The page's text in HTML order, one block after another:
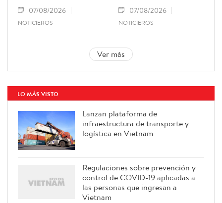
07/08/2026
NOTICIEROS
07/08/2026
NOTICIEROS
Ver más
LO MÁS VISTO
Lanzan plataforma de
infraestructura de transporte y
logística en Vietnam
Regulaciones sobre prevención y
control de COVID-19 aplicadas a
las personas que ingresan a
Vietnam